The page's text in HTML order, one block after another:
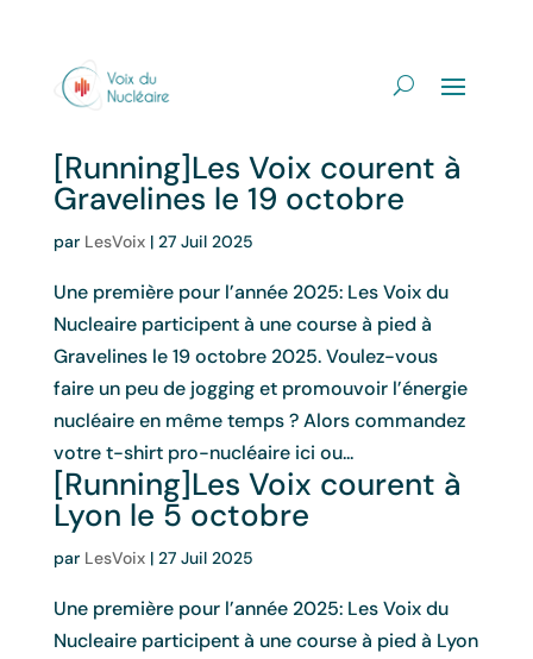
[Running]Les Voix courent à
Gravelines le 19 octobre
par LesVoix| 27 Juil 2025
Une première pour l’année 2025: Les Voix du
Nucleaire participent à une course à pied à
Gravelines le 19 octobre 2025. Voulez-vous
faire un peu de jogging et promouvoir l’énergie
nucléaire en même temps ? Alors commandez
votre t-shirt pro-nucléaire ici ou...
[Running]Les Voix courent à
Lyon le 5 octobre
par LesVoix| 27 Juil 2025
Une première pour l’année 2025: Les Voix du
Nucleaire participent à une course à pied à Lyon